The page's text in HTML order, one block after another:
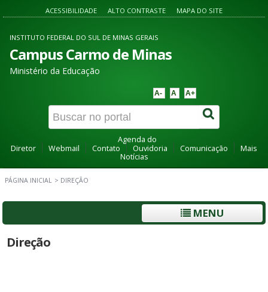
ACESSIBILIDADE ALTO CONTRASTE MAPA DO SITE
INSTITUTO FEDERAL DO SUL DE MINAS GERAIS
Campus Carmo de Minas
Ministério da Educação
A- A A+
Agenda do
Diretor
Webmail Contato Ouvidoria Comunicação
Mais
Notícias
PÁGINA INICIAL > DIREÇÃO
MENU
Direção